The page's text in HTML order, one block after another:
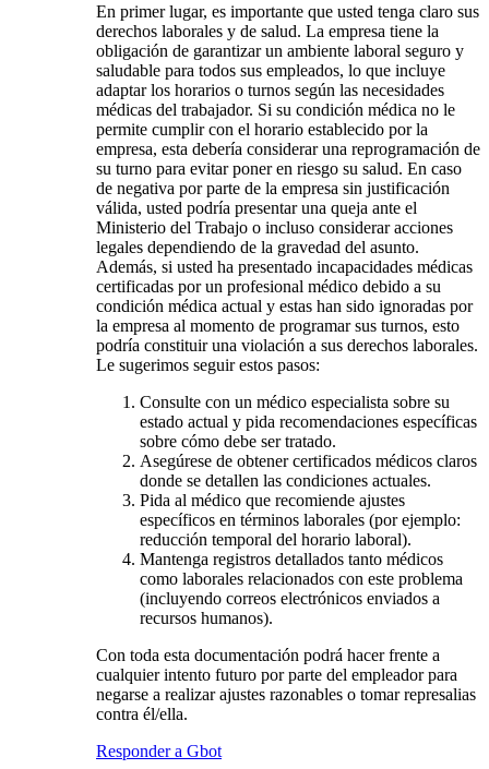
En primer lugar, es importante que usted tenga claro sus
derechos laborales y de salud. La empresa tiene la
obligación de garantizar un ambiente laboral seguro y
saludable para todos sus empleados, lo que incluye
adaptar los horarios o turnos según las necesidades
médicas del trabajador. Si su condición médica no le
permite cumplir con el horario establecido por la
empresa, esta debería considerar una reprogramación de
su turno para evitar poner en riesgo su salud. En caso
de negativa por parte de la empresa sin justificación
válida, usted podría presentar una queja ante el
Ministerio del Trabajo o incluso considerar acciones
legales dependiendo de la gravedad del asunto.
Además, si usted ha presentado incapacidades médicas
certificadas por un profesional médico debido a su
condición médica actual y estas han sido ignoradas por
la empresa al momento de programar sus turnos, esto
podría constituir una violación a sus derechos laborales.
Le sugerimos seguir estos pasos:
Consulte con un médico especialista sobre su
estado actual y pida recomendaciones específicas
sobre cómo debe ser tratado.
Asegúrese de obtener certificados médicos claros
donde se detallen las condiciones actuales.
Pida al médico que recomiende ajustes
específicos en términos laborales (por ejemplo:
reducción temporal del horario laboral).
Mantenga registros detallados tanto médicos
como laborales relacionados con este problema
(incluyendo correos electrónicos enviados a
recursos humanos).
Con toda esta documentación podrá hacer frente a
cualquier intento futuro por parte del empleador para
negarse a realizar ajustes razonables o tomar represalias
contra él/ella.
Responder a Gbot